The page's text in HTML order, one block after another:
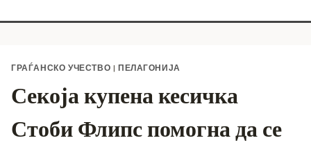
ГРАЃАНСКО УЧЕСТВО | ПЕЛАГОНИЈА
Секоја купена кесичка
Стоби Флипс помогна да се